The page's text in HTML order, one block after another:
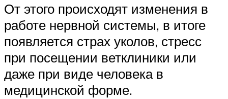
От этого происходят изменения в
работе нервной системы, в итоге
появляется страх уколов, стресс
при посещении ветклиники или
даже при виде человека в
медицинской форме.